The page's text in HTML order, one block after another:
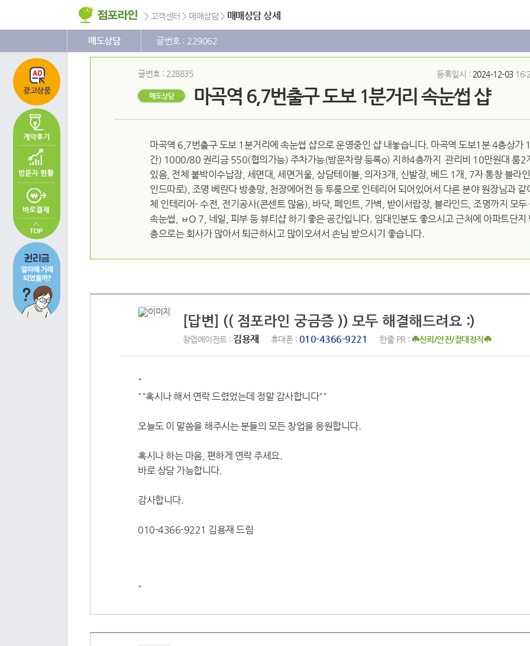
바
기
로
뉴
가
> 고객센터 > 매매상담 > 매매상담 상세
매도상담 글번호 : 229062
광고상품
글번호 : 228835 등록일시 : 2024-12-03
매도상담 마곡역 6,7번출구 도보 1분거리 속눈썹 샵
마곡역 6,7번출구 도보 1분거리에 속눈썹 샵으로 운영중인 샵 내놓습니다. 마곡역 도보1분 4층상가
간) 1000/80 권리금 550(협의가능) 주차가능(방문차량 등록o) 지하4층까지 관리비 10만원대 룸2
있음, 전체 붙박이수납장, 세면대, 세면거울, 상담테이블, 의자3개, 신발장, 베드 1개, 7자 통창 블라
인드따로), 조명 베란다 방충망, 천장에어컨 등 투룸으로 인테리어 되어있어서 다른 분야 원장님과
체 인테리어- 수전, 전기공사(콘센트 많음), 바닥, 페인트, 가벽, 받이서랍장, 블라인드, 조명까지 모
속눈썹, ㅂO 7, 네일, 피부 등 뷰티샵 하기 좋은 공간입니다. 임대인분도 좋으시고 근처에 아파트단
층으로는 회사가 많아서 퇴근하시고 많이오셔서 손님 받으시기 좋습니다.
[답변] (( 점포라인 궁금증 )) 모두 해결해드려요 :)
창업에이전트 : 김용재 휴대폰 : 010-4366-9221 한줄 PR : ☘️신뢰/안전/절대정직☘️
"
""혹시나 해서 연락 드렸었는데 정말 감사합니다""
오늘도 이 말씀을 해주시는 분들의 모든 창업을 응원합니다.
혹시나 하는 마음, 편하게 연락 주세요.
바로 상담 가능합니다.
감사합니다.
010-4366-9221 김용재 드림
"